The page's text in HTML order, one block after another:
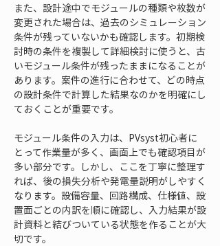
また、設計途中でモジュールの種類や枚数が
変更された場合は、過去のシミュレーション
条件が残っていないかも確認します。初期検
討時の条件を複製して詳細検討に使うと、古
いモジュール条件が残ったままになることが
あります。案件の進行に合わせて、どの時点
の設計条件で計算した結果なのかを明確にし
ておくことが重要です。
モジュール条件の入力は、PVsyst初心者に
とって作業量が多く、画面上でも確認項目が
多い部分です。しかし、ここを丁寧に整理す
れば、後の損失分析や発電量説明がしやすく
なります。設備容量、回路構成、仕様値、設
置面ごとの内訳を順に確認し、入力結果が設
計資料と結びついている状態を作ることが大
切です。